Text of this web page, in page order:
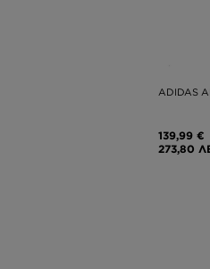
ADIDAS
139,99 €
273,80